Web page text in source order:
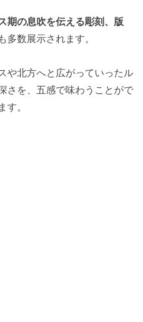
期の息吹を伝える彫刻、版
多数展示されます。
や北方へと広がっていったル
さを、五感で味わうことがで
。